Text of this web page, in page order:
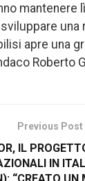
mantenere
una
apre una
Roberto
Previous Post
IL
IN